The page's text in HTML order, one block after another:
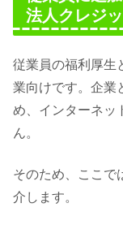
法人クレジ
従業員の福利厚生
業向けです。企業
め、インターネッ
ん。
そのため、ここで
介します。